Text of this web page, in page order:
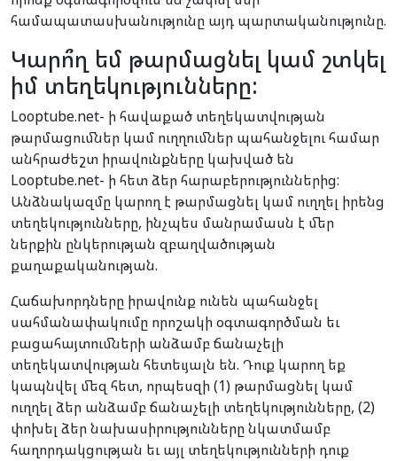
համապատասխանությունը այդ պարտականությունը.
Կարո՞ղ եմ թարմացնել կամ շտկել
իմ տեղեկությունները:
Looptube.net- ի հավաքած տեղեկատվության
թարմացումներ կամ ուղղումներ պահանջելու համար
անհրաժեշտ իրավունքները կախված են
Looptube.net- ի հետ ձեր հարաբերություններից:
Անձնակազմը կարող է թարմացնել կամ ուղղել իրենց
տեղեկությունները, ինչպես մանրամասն է մեր
ներքին ընկերության զբաղվածության
քաղաքականության.
Հաճախորդները իրավունք ունեն պահանջել
սահմանափակումը որոշակի օգտագործման եւ
բացահայտումների անձամբ ճանաչելի
տեղեկատվության հետեւյալն են. Դուք կարող եք
կապնվել մեզ հետ, որպեսզի (1) թարմացնել կամ
ուղղել ձեր անձամբ ճանաչելի տեղեկությունները, (2)
փոխել ձեր նախասիրությունները նկատմամբ
հաղորդակցության եւ այլ տեղեկությունների դուք